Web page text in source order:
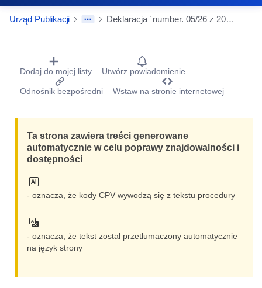
Urząd Publikacji Deklaracja ΄number. 05/26 z 201 KEFA na zamówienie norm kalibracji sprzętu pomocniczego \"METROLOGICZNA KONTROLA PODSTAWOWYCH SPRZĘTÓW WSPARCIA\", A/F RAFALE (ustawa 253141)
Procurement Detail Actions Portlet
Dodaj do mojej listy Utwórz powiadomienie
Odnośnik bezpośredni Wstaw na stronie internetowej
Ta strona zawiera treści generowane
automatycznie w celu poprawy znajdowalności i
dostępności
- oznacza, że kody CPV wywodzą się z tekstu procedury
- oznacza, że tekst został przetłumaczony automatycznie
na język strony